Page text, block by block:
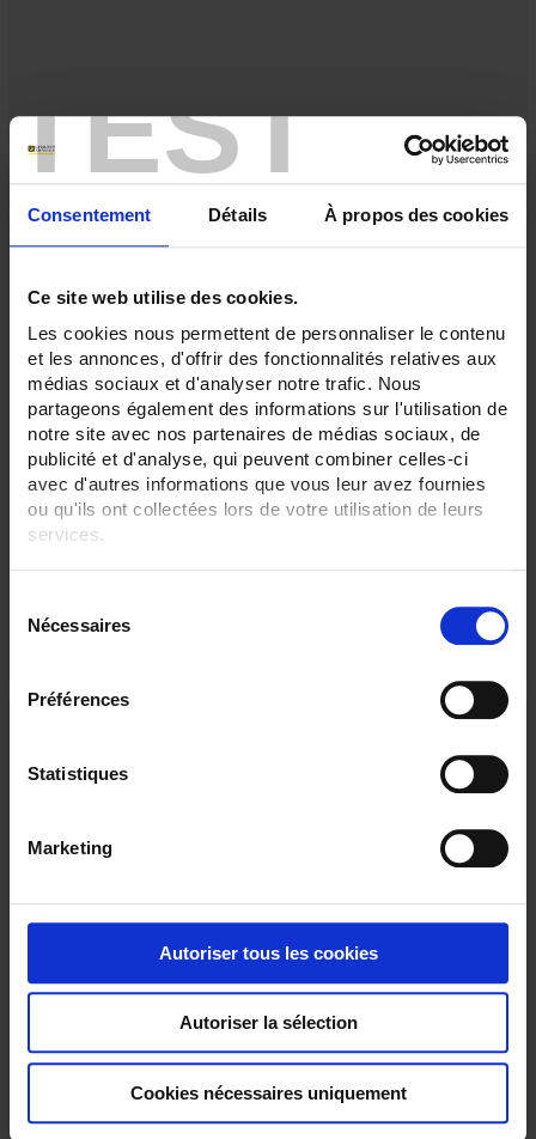
TEST
Consentement Détails À propos des cookies
Ce site web utilise des cookies.
Les cookies nous permettent de personnaliser le contenu
et les annonces, d'offrir des fonctionnalités relatives aux
médias sociaux et d'analyser notre trafic. Nous
partageons également des informations sur l'utilisation de
notre site avec nos partenaires de médias sociaux, de
publicité et d'analyse, qui peuvent combiner celles-ci
avec d'autres informations que vous leur avez fournies
ou qu'ils ont collectées lors de votre utilisation de leurs
services.
Nécessaires
Préférences
Statistiques
Marketing
Autoriser tous les cookies
Autoriser la sélection
Cookies nécessaires uniquement
F402 MULTIMETER CLAMP
1,000 A TRMS AC multimeter clamp